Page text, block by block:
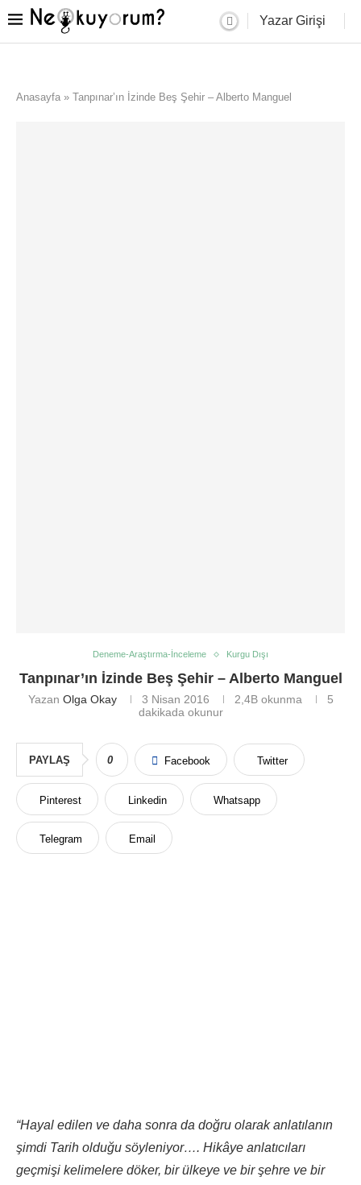
Yazar Girişi
Anasayfa » Tanpınar’ın İzinde Beş Şehir – Alberto Manguel
Deneme-Araştırma-İnceleme Kurgu Dışı
Tanpınar’ın İzinde Beş Şehir – Alberto Manguel
Yazan Olga Okay 3 Nisan 2016 2,4Bokunma
5
dakikada okunur
PAYLAŞ 0 Facebook Twitter
Pinterest Linkedin Whatsapp
Telegram Email
“Hayal edilen ve daha sonra da doğru olarak anlatılanın
şimdi Tarih olduğu söyleniyor…. Hikâye anlatıcıları
geçmişi kelimelere döker, bir ülkeye ve bir şehre ve bir